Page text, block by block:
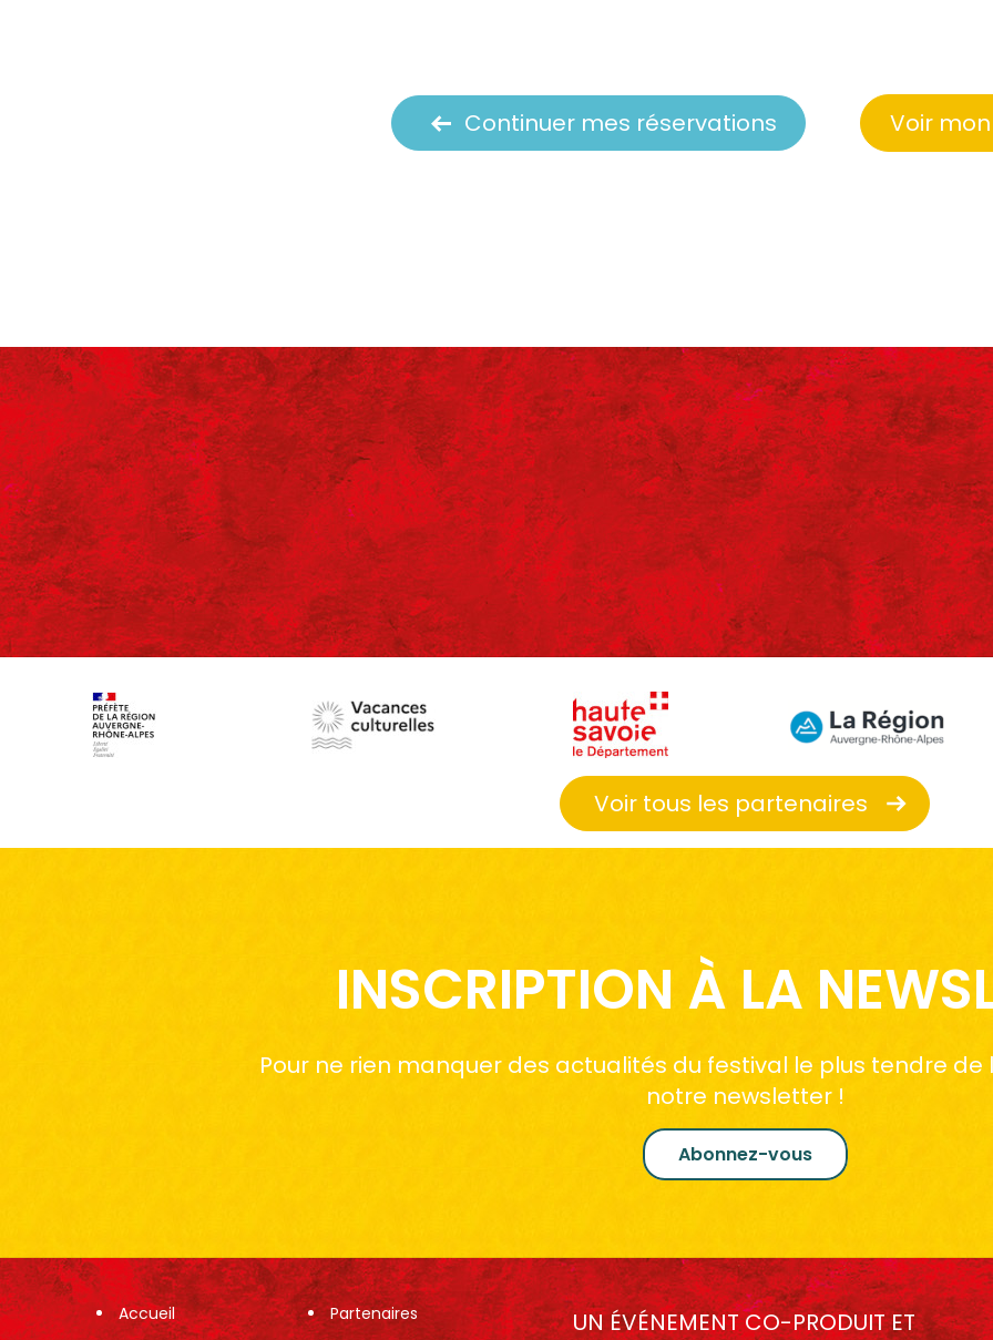
Continuer mes réservations Voir
Voir tous les partenaires
INSCRIPTION À LA
Pour ne rien manquer des actualités du festival le plus tendre de
notre newsletter !
Abonnez-vous
Accueil
Partenaires
UN ÉVÉNEMENT CO-PRODUIT ET